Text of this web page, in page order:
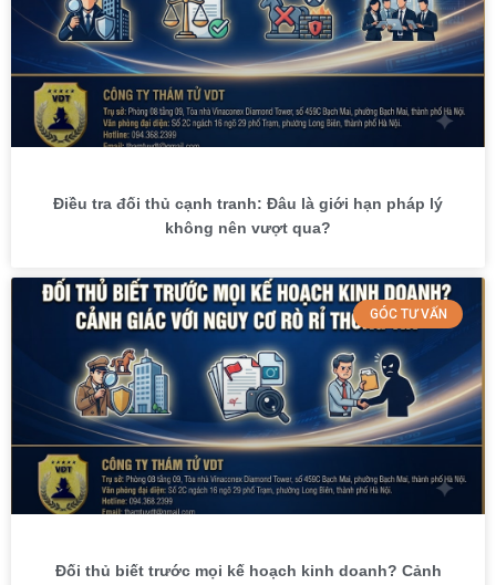
Điều tra đối thủ cạnh tranh: Đâu là giới hạn pháp lý
không nên vượt qua?
GÓC TƯ VẤN
Đối thủ biết trước mọi kế hoạch kinh doanh? Cảnh